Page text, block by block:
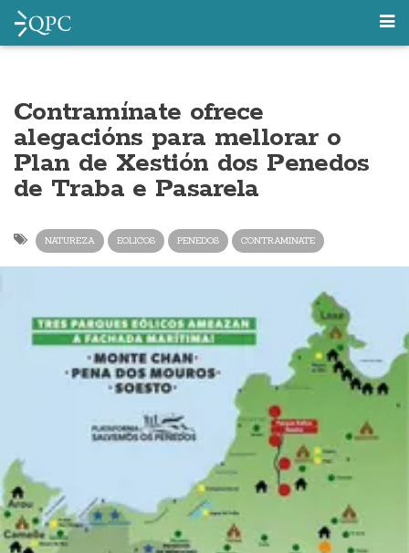
Contramínate ofrece
alegacións para mellorar o
Plan de Xestión dos Penedos
de Traba e Pasarela
NATUREZA EOLICOS PENEDOS CONTRAMINATE